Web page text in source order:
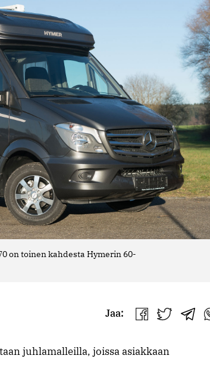
on toinen kahdesta Hymerin 60-
Jaa:
Jaa
Jaa
Jaa
juhlamalleilla, joissa asiakkaan